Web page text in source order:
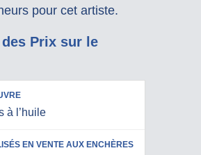
pour cet artiste.
Prix sur le
RÉALISÉS
AUX
à l’huile